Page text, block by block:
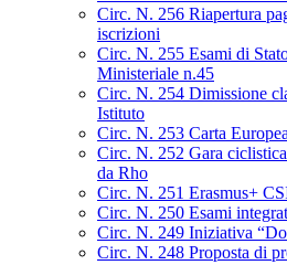
Circ. N. 256 Riapertura
iscrizioni
Circ. N. 255 Esami di
Ministeriale n.45
Circ. N. 254 Dimissione
Istituto
Circ. N. 253 Carta
Circ. N. 252 Gara
da Rho
Circ. N. 251 Erasmus+
Circ. N. 250 Esami
Circ. N. 249 Iniziativa
Circ. N. 248 Proposta di